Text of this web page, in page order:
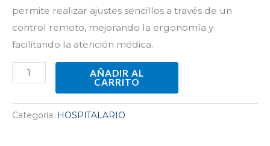
permite realizar ajustes sencillos a través de un
control remoto, mejorando la ergonomía y
facilitando la atención médica.
AÑADIR AL
CARRITO
Categoría: HOSPITALARIO